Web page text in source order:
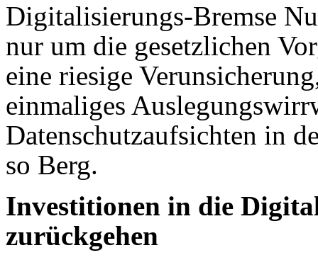
Digitalisierungs-Bremse
nur um die gesetzlichen
eine riesige
einmaliges
Datenschutzaufsichten in
so Berg.
Investitionen in die
zurückgehen